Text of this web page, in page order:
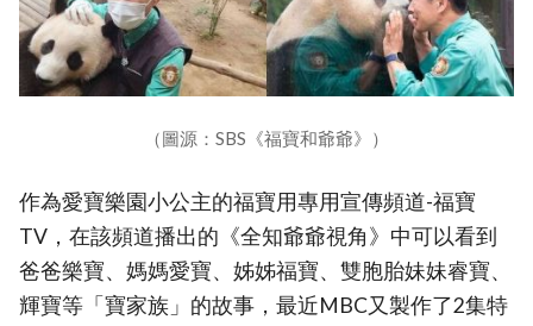
（圖源：SBS《福寶和爺爺》）
作為愛寶樂園小公主的福寶用專用宣傳頻道-福寶
TV，在該頻道播出的《全知爺爺視角》中可以看到
爸爸樂寶、媽媽愛寶、姊姊福寶、雙胞胎妹妹睿寶、
輝寶等「寶家族」的故事，最近MBC又製作了2集特